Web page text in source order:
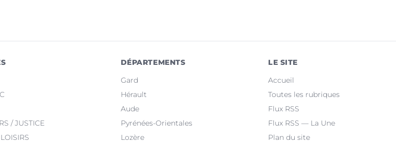
/ JUSTICE
DÉPARTEMENTS
Gard
Hérault
Aude
Pyrénées-Orientales
Lozère
LE SITE
Accueil
Toutes les rubriques
Flux RSS
Flux RSS — La Une
Plan du site